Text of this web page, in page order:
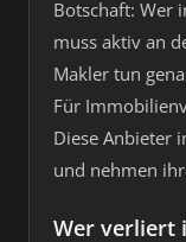
Botschaft: Wer
muss aktiv an
Makler tun
Für
Diese Anbieter
und nehmen
Wer verliert